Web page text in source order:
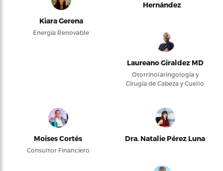
Kiara Gerena
Energía Renovable
Hernández
Laureano Giraldez MD
Otorrinolaringología y
Cirugía de Cabeza y Cuello
Moises Cortés
Consultor Financiero
Dra. Natalie Pérez Luna